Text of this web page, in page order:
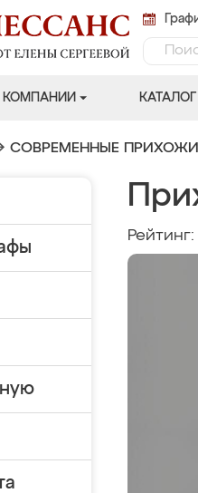
КОМПАНИИ КАТАЛОГ
СОВРЕМЕННЫЕ
Рейтинг: